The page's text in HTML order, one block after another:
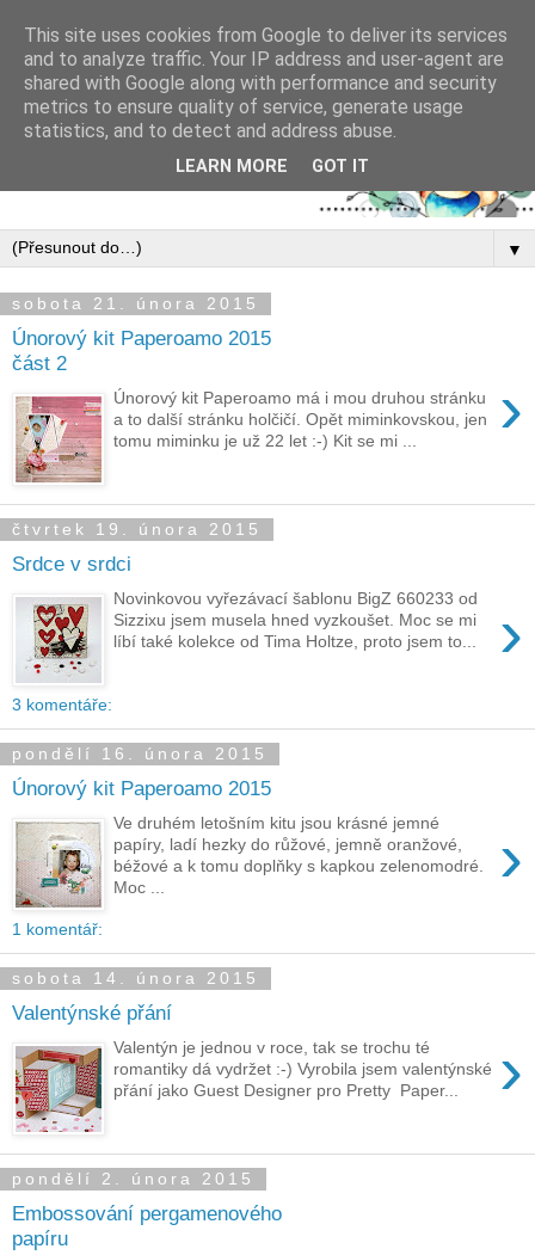
▼
sobota 21. února 2015
Únorový kit Paperoamo 2015
část 2
›
Únorový kit Paperoamo má i mou druhou stránku
a to další stránku holčičí. Opět miminkovskou, jen
tomu miminku je už 22 let :-) Kit se mi ...
čtvrtek 19. února 2015
Srdce v srdci
›
Novinkovou vyřezávací šablonu BigZ 660233 od
Sizzixu jsem musela hned vyzkoušet. Moc se mi
líbí také kolekce od Tima Holtze, proto jsem to...
3 komentáře:
pondělí 16. února 2015
Únorový kit Paperoamo 2015
›
Ve druhém letošním kitu jsou krásné jemné
papíry, ladí hezky do růžové, jemně oranžové,
béžové a k tomu doplňky s kapkou zelenomodré.
Moc ...
1 komentář:
sobota 14. února 2015
Valentýnské přání
›
Valentýn je jednou v roce, tak se trochu té
romantiky dá vydržet :-) Vyrobila jsem valentýnské
přání jako Guest Designer pro Pretty Paper...
pondělí 2. února 2015
Embossování pergamenového
papíru
This site uses cookies from Google to deliver its services
and to analyze traffic. Your IP address and user-agent are
shared with Google along with performance and security
metrics to ensure quality of service, generate usage
statistics, and to detect and address abuse.
LEARN MORE GOT IT